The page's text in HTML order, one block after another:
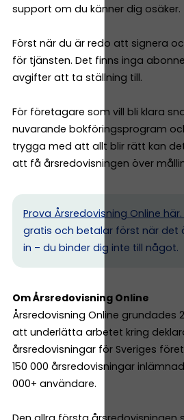
support om du känner dig osäker.
Först när du är redo att signera
för tjänsten. Det finns inga
avgifter att ta ställning till.
För företagare som vill bli klara
nuvarande bokföringsprogram
trygga med att allt blir rätt kan
att få årsredovisningen över
Prova Årsredovisning Online här.
gratis och betalar först när det
in – du binder dig inte till något.
Om Årsredovisning Online
Årsredovisning Online grundades
att underlätta arbetet kring
årsredovisningar för Sveriges
150 000 årsredovisningar
000+ användare.